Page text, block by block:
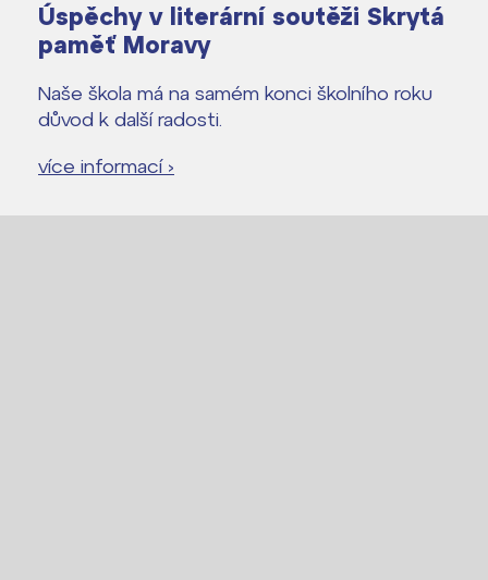
Úspěchy v literární soutěži Skrytá
paměť Moravy
Naše škola má na samém konci školního roku
důvod k další radosti.
více informací ›